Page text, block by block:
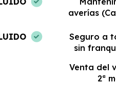
averías
Seguro a
sin
Venta del
2ª